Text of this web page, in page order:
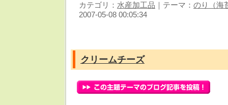
カテゴリ： 水産加工品 ｜テーマ： のり（海
2007-05-08 00:05:34
クリームチーズ